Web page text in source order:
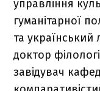
управління
гуманітарної
та український
доктор
завідувач